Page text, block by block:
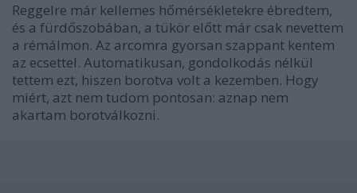
Reggelre már kellemes hőmérsékletekre ébredtem,
és a fürdőszobában, a tükör előtt már csak nevettem
a rémálmon. Az arcomra gyorsan szappant kentem
az ecsettel. Automatikusan, gondolkodás nélkül
tettem ezt, hiszen borotva volt a kezemben. Hogy
miért, azt nem tudom pontosan: aznap nem
akartam borotválkozni.